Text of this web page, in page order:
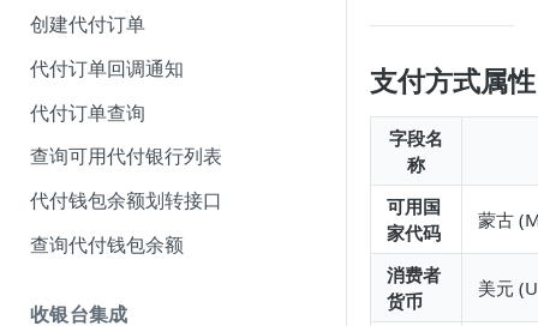
创建代付订单
代付订单回调通知
代付订单查询
查询可用代付银行列表
代付钱包余额划转接口
查询代付钱包余额
收银台集成
支付方式属性
字段名
称
可用国
家代码
蒙古
消费者
货币
美元